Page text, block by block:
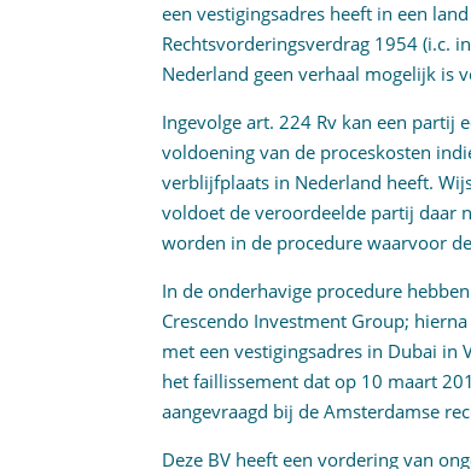
een vestigingsadres heeft in een
Rechtsvorderingsverdrag 1954 (i.c.
Nederland geen verhaal mogelijk is
Ingevolge art. 224 Rv kan een partij
voldoening van de proceskosten
verblijfplaats in Nederland heeft.
voldoet de veroordeelde partij daar
worden in de procedure waarvoor
In de onderhavige procedure
Crescendo Investment Group;
met een vestigingsadres in Dubai in
het faillissement dat op 10 maart
aangevraagd bij de Amsterdamse
Deze BV heeft een vordering van